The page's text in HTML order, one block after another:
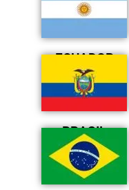
ECUADOR
BRASIL